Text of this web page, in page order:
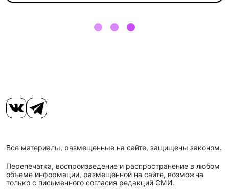
Все материалы, размещенные на сайте, защищены законом.
Перепечатка, воспроизведение и распространение в любом
объеме информации, размещенной на сайте, возможна
только с письменного согласия редакций СМИ.